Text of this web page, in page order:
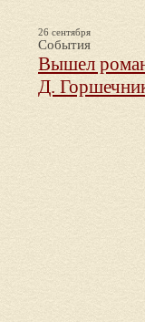
26 сентября
События
Вышел
Д.